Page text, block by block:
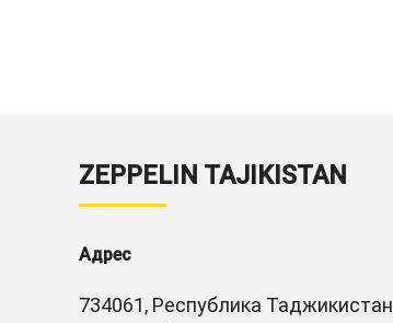
ZEPPELIN TAJIKISTAN
Адрес
734061, Республика Таджикистан